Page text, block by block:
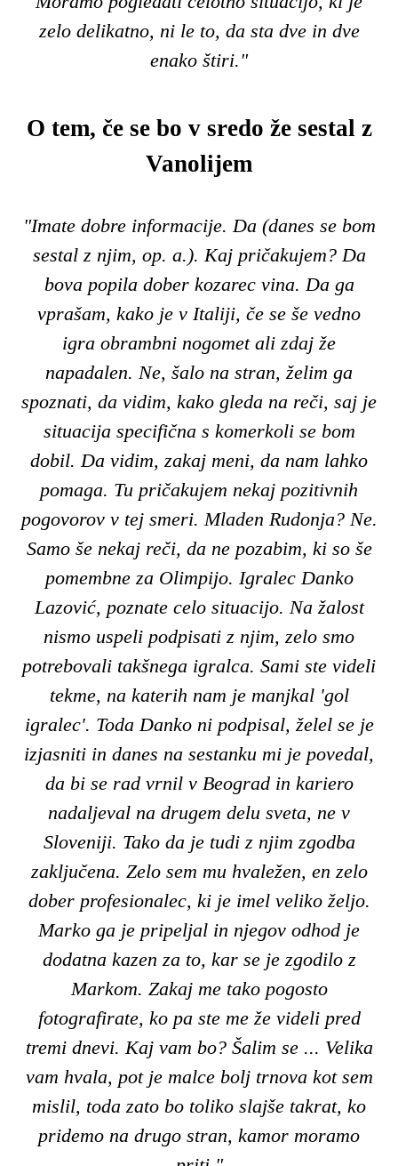
zelo delikatno, ni le to, da sta dve in dve
enako štiri."
O tem, če se bo v sredo že sestal z
Vanolijem
"Imate dobre informacije. Da (danes se bom
sestal z njim, op. a.). Kaj pričakujem? Da
bova popila dober kozarec vina. Da ga
vprašam, kako je v Italiji, če se še vedno
igra obrambni nogomet ali zdaj že
napadalen. Ne, šalo na stran, želim ga
spoznati, da vidim, kako gleda na reči, saj je
situacija specifična s komerkoli se bom
dobil. Da vidim, zakaj meni, da nam lahko
pomaga. Tu pričakujem nekaj pozitivnih
pogovorov v tej smeri. Mladen Rudonja? Ne.
Samo še nekaj reči, da ne pozabim, ki so še
pomembne za Olimpijo. Igralec Danko
Lazović, poznate celo situacijo. Na žalost
nismo uspeli podpisati z njim, zelo smo
potrebovali takšnega igralca. Sami ste videli
tekme, na katerih nam je manjkal 'gol
igralec'. Toda Danko ni podpisal, želel se je
izjasniti in danes na sestanku mi je povedal,
da bi se rad vrnil v Beograd in kariero
nadaljeval na drugem delu sveta, ne v
Sloveniji. Tako da je tudi z njim zgodba
zaključena. Zelo sem mu hvaležen, en zelo
dober profesionalec, ki je imel veliko željo.
Marko ga je pripeljal in njegov odhod je
dodatna kazen za to, kar se je zgodilo z
Markom. Zakaj me tako pogosto
fotografirate, ko pa ste me že videli pred
tremi dnevi. Kaj vam bo? Šalim se ... Velika
vam hvala, pot je malce bolj trnova kot sem
mislil, toda zato bo toliko slajše takrat, ko
pridemo na drugo stran, kamor moramo